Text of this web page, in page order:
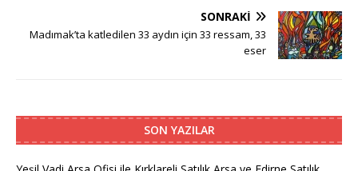
SONRAKI
Madımak’ta katledilen 33 aydın için 33 ressam, 33
eser
SON YAZILAR